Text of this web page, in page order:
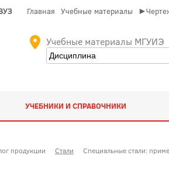
Главная Учебные материалы
Учебные материалы МГУИЭ
УЧЕБНИКИ И СПРАВОЧНИКИ
продукции Стали Специальные стали: